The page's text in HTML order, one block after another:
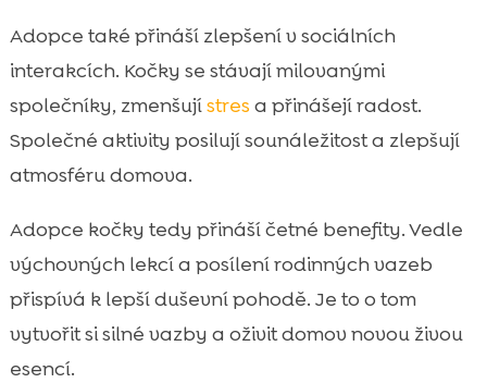
Adopce také přináší zlepšení v sociálních
interakcích. Kočky se stávají milovanými
společníky, zmenšujístres a přinášejí radost.
Společné aktivity posilují sounáležitost a zlepšují
atmosféru domova.
Adopce kočky tedy přináší četné benefity. Vedle
výchovných lekcí a posílení rodinných vazeb
přispívá k lepší duševní pohodě. Je to o tom
vytvořit si silné vazby a oživit domov novou živou
esencí.